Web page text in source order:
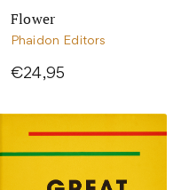
Flower
Phaidon Editors
€24,95